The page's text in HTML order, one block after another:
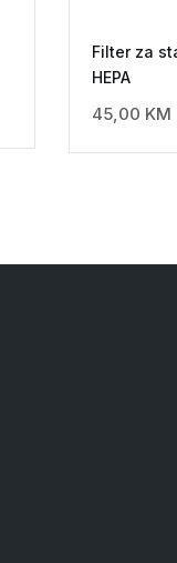
Filter za
HEPA
45,00 KM